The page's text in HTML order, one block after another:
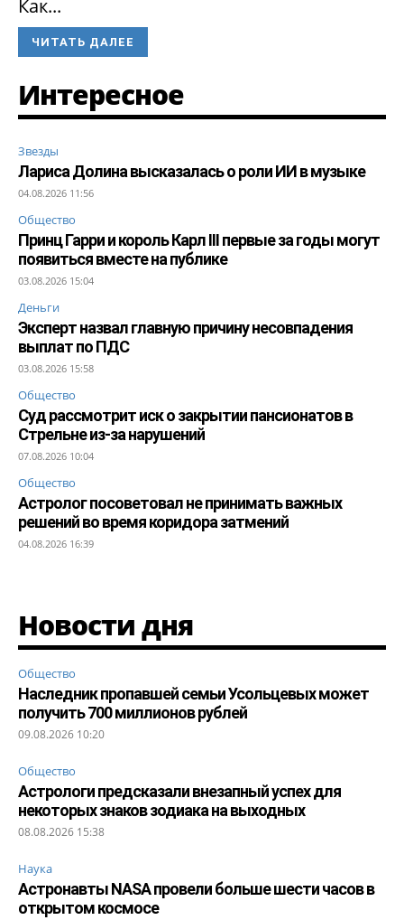
Как...
ЧИТАТЬ ДАЛЕЕ
Интересное
Звезды
Лариса Долина высказалась о роли ИИ в музыке
04.08.2026 11:56
Общество
Принц Гарри и король Карл III первые за годы могут
появиться вместе на публике
03.08.2026 15:04
Деньги
Эксперт назвал главную причину несовпадения
выплат по ПДС
03.08.2026 15:58
Общество
Суд рассмотрит иск о закрытии пансионатов в
Стрельне из-за нарушений
07.08.2026 10:04
Общество
Астролог посоветовал не принимать важных
решений во время коридора затмений
04.08.2026 16:39
Новости дня
Общество
Наследник пропавшей семьи Усольцевых может
получить 700 миллионов рублей
09.08.2026 10:20
Общество
Астрологи предсказали внезапный успех для
некоторых знаков зодиака на выходных
08.08.2026 15:38
Наука
Астронавты NASA провели больше шести часов в
открытом космосе